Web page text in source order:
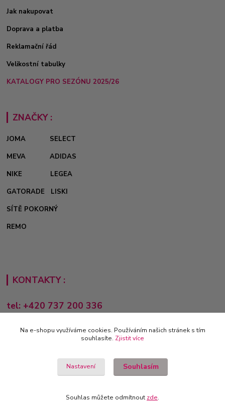
Jak nakupovat
Doprava a platba
Reklamační řád
Velikostní tabulky
KATALOGY PRO SEZÓNU 2025/26
ZNAČKY :
JOMA
SELECT
MEVA
ADIDAS
NIKE
LEGEA
GATORADE
LISKI
SÍTĚ POKORNÝ
REMO
KONTAKTY :
tel: +420 737 200 336
Pondělí-Pátek: 8 - 17 hodin
obchod@e-sporting.cz
Na e-shopu využíváme cookies. Používáním našich stránek s tím
souhlasíte. Zjistit více
Nastavení Souhlasím
Souhlas můžete odmítnout zde.